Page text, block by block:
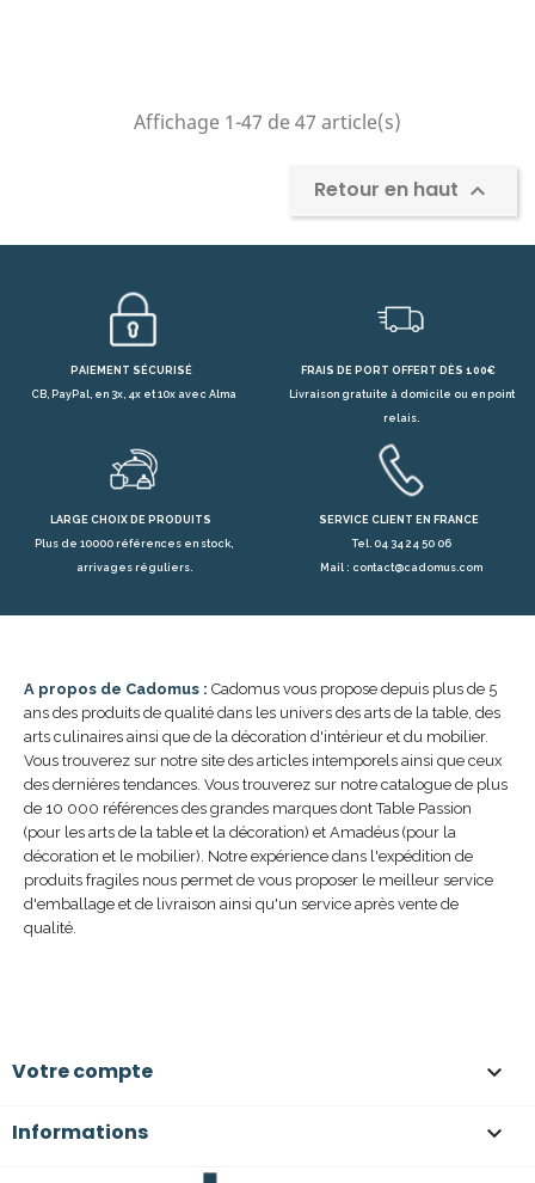
Affichage 1-47 de 47 article(s)
Retour en haut 
PAIEMENT SÉCURISÉ
CB, PayPal, en 3x, 4x et 10x avec Alma
FRAIS DE PORT OFFERT DÈS 100€
Livraison gratuite à domicile ou en point
relais.
LARGE CHOIX DE PRODUITS
Plus de 10000 références en stock,
arrivages réguliers.
SERVICE CLIENT EN FRANCE
Tel. 04 34 24 50 06
Mail : contact@cadomus.com
A propos de Cadomus : Cadomus vous propose depuis plus de 5
ans des produits de qualité dans les univers des arts de la table, des
arts culinaires ainsi que de la décoration d'intérieur et du mobilier.
Vous trouverez sur notre site des articles intemporels ainsi que ceux
des dernières tendances. Vous trouverez sur notre catalogue de plus
de 10 000 références des grandes marques dont Table Passion
(pour les arts de la table et la décoration) et Amadéus (pour la
décoration et le mobilier). Notre expérience dans l'expédition de
produits fragiles nous permet de vous proposer le meilleur service
d'emballage et de livraison ainsi qu'un service après vente de
qualité.
Votre compte 
Informations 